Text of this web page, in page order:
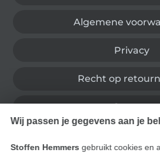
Algemene
Privacy
Recht op
Contact
Wij passen je gegevens aan je
Stoffen Hemmers gebruikt cookies en